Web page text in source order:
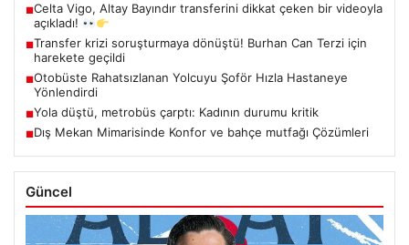
■Celta Vigo, Altay Bayındır transferini dikkat çeken bir videoyla
açıkladı!
■Transfer krizi soruşturmaya dönüştü! Burhan Can Terzi için
harekete geçildi
■Otobüste Rahatsızlanan Yolcuyu Şoför Hızla Hastaneye
Yönlendirdi
■Yola düştü, metrobüs çarptı: Kadının durumu kritik
■Dış Mekan Mimarisinde Konfor ve bahçe mutfağı Çözümleri
Güncel